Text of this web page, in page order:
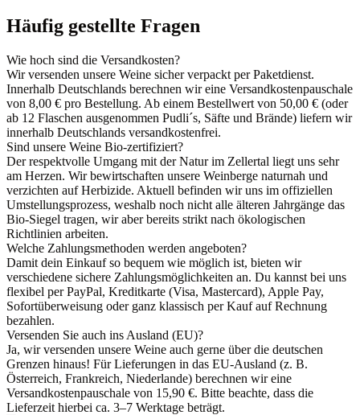
Häufig gestellte Fragen
Wie hoch sind die Versandkosten?
Wir versenden unsere Weine sicher verpackt per Paketdienst.
Innerhalb Deutschlands berechnen wir eine Versandkostenpauschale
von 8,00 € pro Bestellung. Ab einem Bestellwert von 50,00 € (oder
ab 12 Flaschen ausgenommen Pudli´s, Säfte und Brände) liefern wir
innerhalb Deutschlands versandkostenfrei.
Sind unsere Weine Bio-zertifiziert?
Der respektvolle Umgang mit der Natur im Zellertal liegt uns sehr
am Herzen. Wir bewirtschaften unsere Weinberge naturnah und
verzichten auf Herbizide. Aktuell befinden wir uns im offiziellen
Umstellungsprozess, weshalb noch nicht alle älteren Jahrgänge das
Bio-Siegel tragen, wir aber bereits strikt nach ökologischen
Richtlinien arbeiten.
Welche Zahlungsmethoden werden angeboten?
Damit dein Einkauf so bequem wie möglich ist, bieten wir
verschiedene sichere Zahlungsmöglichkeiten an. Du kannst bei uns
flexibel per PayPal, Kreditkarte (Visa, Mastercard), Apple Pay,
Sofortüberweisung oder ganz klassisch per Kauf auf Rechnung
bezahlen.
Versenden Sie auch ins Ausland (EU)?
Ja, wir versenden unsere Weine auch gerne über die deutschen
Grenzen hinaus! Für Lieferungen in das EU-Ausland (z. B.
Österreich, Frankreich, Niederlande) berechnen wir eine
Versandkostenpauschale von 15,90 €. Bitte beachte, dass die
Lieferzeit hierbei ca. 3–7 Werktage beträgt.